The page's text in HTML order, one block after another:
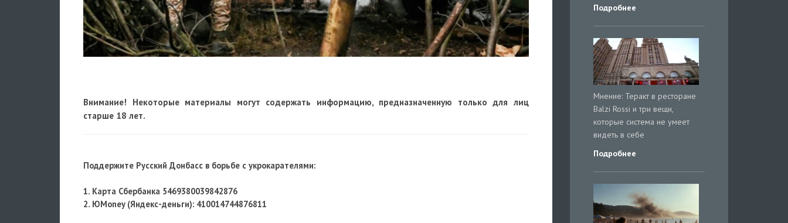
Внимание! Некоторые материалы могут содержать информацию, предназначенную только для лиц
старше 18 лет.
Поддержите Русский Донбасс в борьбе с укрокарателями:
1. Карта Сбербанка 5469380039842876
2. ЮMoney (Яндекс-деньги): 410014744876811
Подробнее
Мнение: Теракт в ресторане
Balzi Rossi и три вещи,
которые система не умеет
видеть в себе
Подробнее